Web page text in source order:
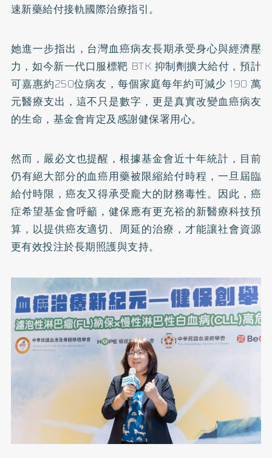
速新藥給付接軌國際治療指引。
她進一步指出，台灣血癌病友長期承受身心與經濟壓
力，如今新一代口服標靶 BTK 抑制劑擴大給付，預計
可嘉惠約250位病友，每個家庭每年約可減少 190 萬
元醫療支出，這不只是數字，更是真實改變血癌病友
的生命，基金會肯定及感謝健保署用心。
然而，嚴必文也提醒，根據基金會近十年統計，目前
仍有絕大部分的血癌用藥被限縮給付時程，一旦屆臨
給付時限，癌友又得承受龐大的財務毒性。因此，癌
症希望基金會呼籲，健保應有更充裕的新醫療科技預
算，以提供癌友適切、周延的治療，才能讓社會資源
更有效投注於長期照護與支持。